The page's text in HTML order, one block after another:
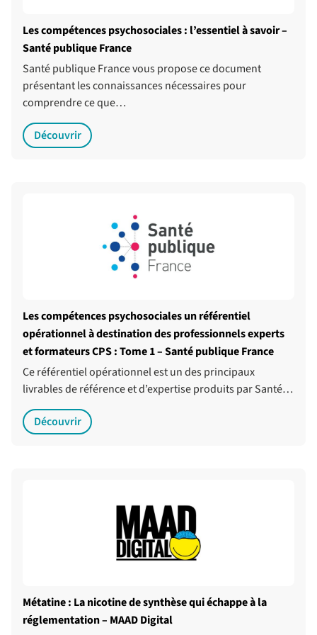
Les compétences psychosociales : l’essentiel à savoir –
Santé publique France
Santé publique France vous propose ce document
présentant les connaissances nécessaires pour
comprendre ce que…
Découvrir
Les compétences psychosociales un référentiel
opérationnel à destination des professionnels experts
et formateurs CPS : Tome 1 – Santé publique France
Ce référentiel opérationnel est un des principaux
livrables de référence et d’expertise produits par Santé…
Découvrir
Métatine : La nicotine de synthèse qui échappe à la
réglementation – MAAD Digital